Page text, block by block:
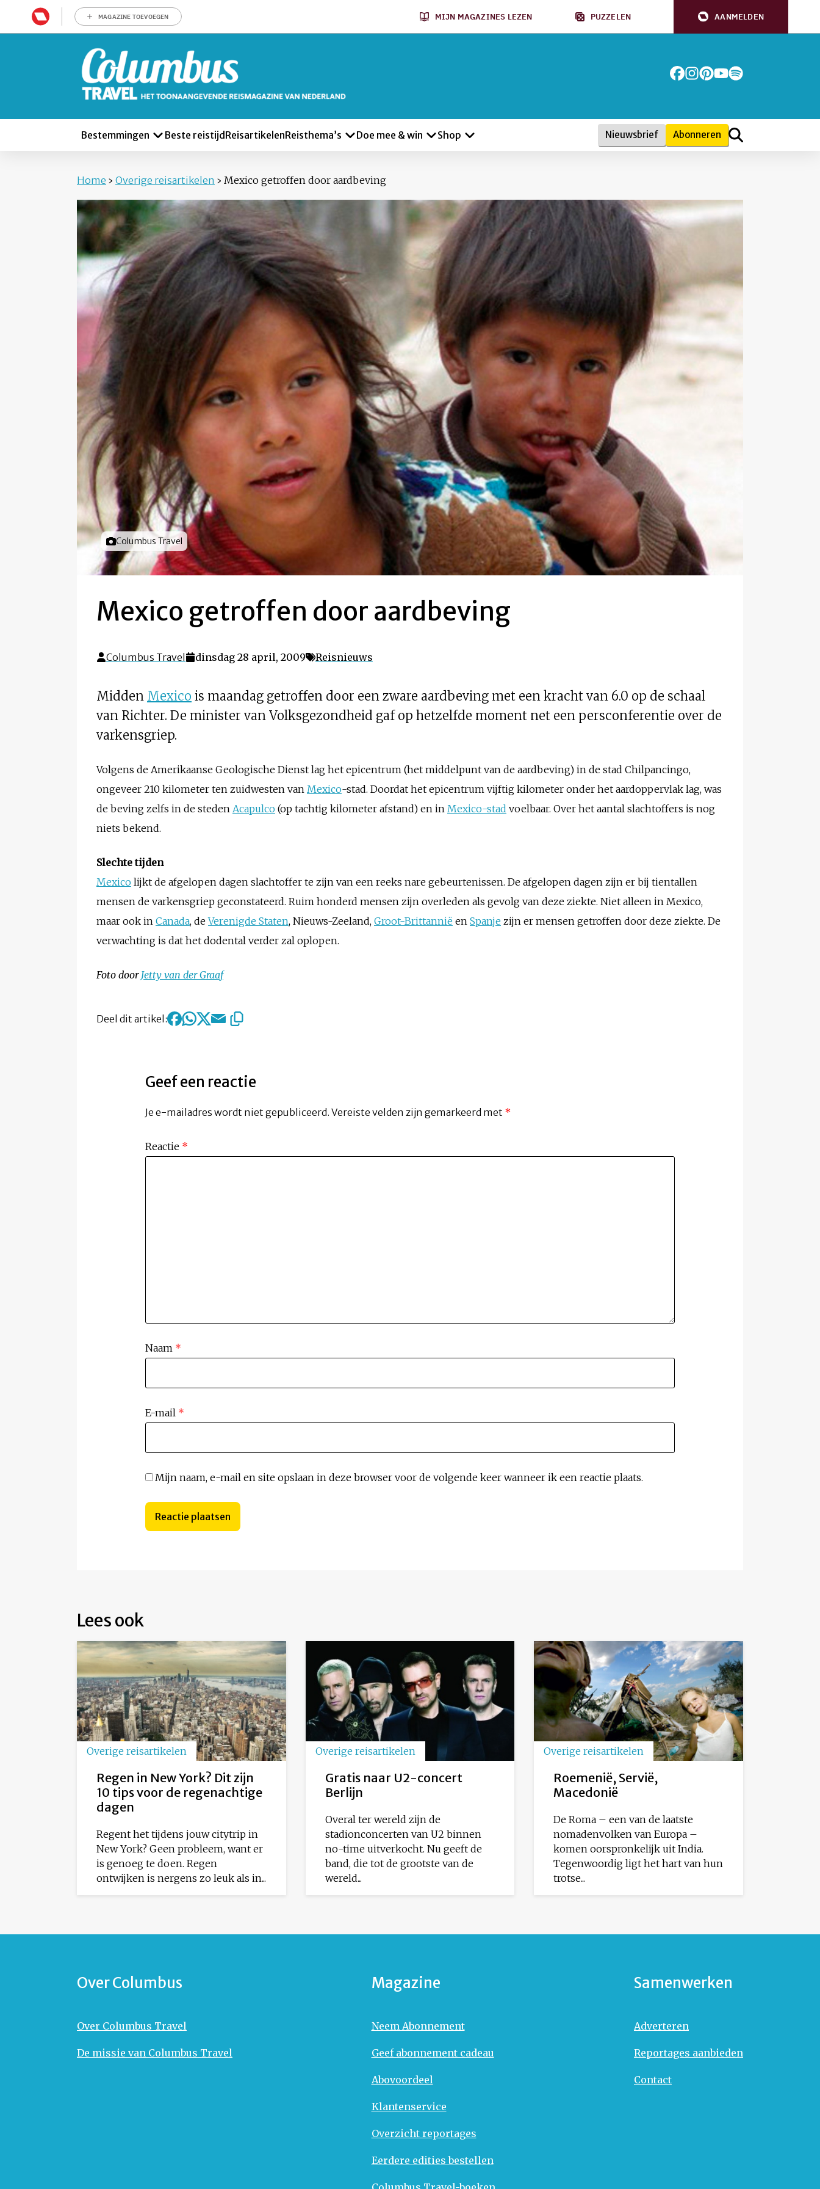
MAGAZINE TOEVOEGEN MIJN MAGAZINES LEZEN PUZZELEN AANMELDEN
Bestemmingen Beste reistijd ReisartikelenReisthema’s Doe mee & win Shop Nieuwsbrief Abonneren
Home › Overige reisartikelen › Mexico getroffen door aardbeving
Foto door
Columbus Travel
Mexico getroffen door aardbeving
Columbus Travel dinsdag 28 april, 2009 Reisnieuws
Midden Mexico is maandag getroffen door een zware aardbeving met een kracht van 6.0 op de schaal
van Richter. De minister van Volksgezondheid gaf op hetzelfde moment net een persconferentie over de
varkensgriep.
Volgens de Amerikaanse Geologische Dienst lag het epicentrum (het middelpunt van de aardbeving) in de stad Chilpancingo,
ongeveer 210 kilometer ten zuidwesten van Mexico-stad. Doordat het epicentrum vijftig kilometer onder het aardoppervlak lag, was
de beving zelfs in de steden Acapulco (op tachtig kilometer afstand) en in Mexico-stad voelbaar. Over het aantal slachtoffers is nog
niets bekend.
Slechte tijden
Mexico lijkt de afgelopen dagen slachtoffer te zijn van een reeks nare gebeurtenissen. De afgelopen dagen zijn er bij tientallen
mensen de varkensgriep geconstateerd. Ruim honderd mensen zijn overleden als gevolg van deze ziekte. Niet alleen in Mexico,
maar ook in Canada, deVerenigde Staten, Nieuws-Zeeland, Groot-Brittannië en Spanje zijn er mensen getroffen door deze ziekte. De
verwachting is dat het dodental verder zal oplopen.
Foto door Jetty van der Graaf
Deel dit artikel:
Geef een reactie
Je e-mailadres wordt niet gepubliceerd. Vereiste velden zijn gemarkeerd met *
Reactie *
Naam *
E-mail *
Mijn naam, e-mail en site opslaan in deze browser voor de volgende keer wanneer ik een reactie plaats.
Lees ook
Overige reisartikelen
Regen in New York? Dit zijn
10 tips voor de regenachtige
dagen
Regent het tijdens jouw citytrip in
New York? Geen probleem, want er
is genoeg te doen. Regen
ontwijken is nergens zo leuk als in...
Overige reisartikelen
Gratis naar U2-concert
Berlijn
Overal ter wereld zijn de
stadionconcerten van U2 binnen
no-time uitverkocht. Nu geeft de
band, die tot de grootste van de
wereld...
Overige reisartikelen
Roemenië, Servië,
Macedonië
De Roma – een van de laatste
nomadenvolken van Europa –
komen oorspronkelijk uit India.
Tegenwoordig ligt het hart van hun
trotse...
Over Columbus
Over Columbus Travel
De missie van Columbus Travel
Magazine
Neem Abonnement
Geef abonnement cadeau
Abovoordeel
Klantenservice
Overzicht reportages
Eerdere edities bestellen
Samenwerken
Adverteren
Reportages aanbieden
Contact